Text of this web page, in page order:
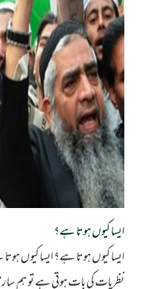
ایسا کیوں ہوتا ہے؟
ایسا کیوں ہوتا ہے؟ ایسا کیوں
نظریات کی بات ہوتی ہے تو ہم